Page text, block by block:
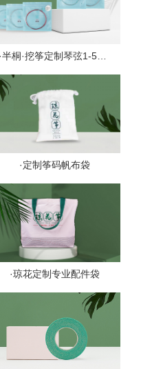
·半桐·挖筝定制琴弦1-5#备用弦
·定制筝码帆布袋
·琼花定制专业配件袋